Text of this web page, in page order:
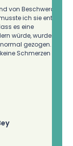
sie entfernen
wurden
Es ist
oder